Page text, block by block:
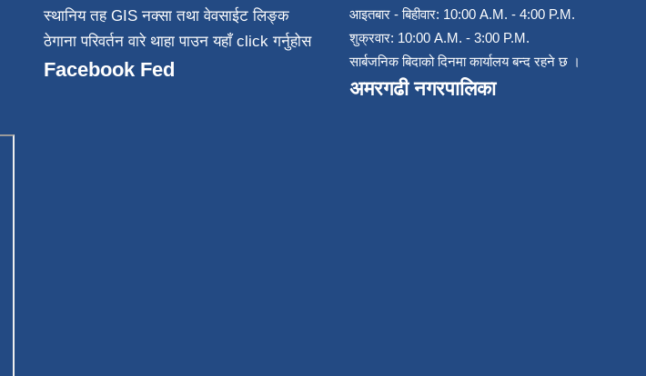
स्थानिय तह GIS नक्सा तथा वेवसाईट लिङ्क
ठेगाना परिवर्तन वारे थाहा पाउन यहाँ click गर्नुहोस
Facebook Fed
आइतबार - बिहीवार: 10:00 A.M. - 4:00 P.M.
शुक्रवार: 10:00 A.M. - 3:00 P.M.
सार्बजनिक बिदाको दिनमा कार्यालय बन्द रहने छ ।
अमरगढी नगरपालिका